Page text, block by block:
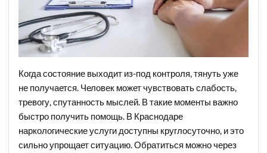
Когда состояние выходит из-под контроля, тянуть уже
не получается. Человек может чувствовать слабость,
тревогу, спутанность мыслей. В такие моменты важно
быстро получить помощь. В Краснодаре
наркологические услуги доступны круглосуточно, и это
сильно упрощает ситуацию. Обратиться можно через